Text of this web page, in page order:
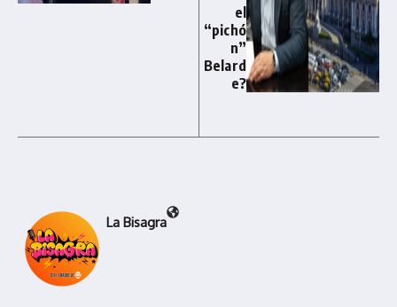
el
“pichó
n”
Belard
e?
La Bisagra